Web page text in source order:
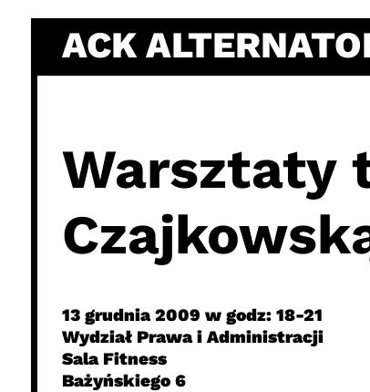
content
ACK
Warsztaty
13 grudnia 2009 w godz: 18-21
Wydział Prawa i Administracji
Sala Fitness
Bażyńskiego 6